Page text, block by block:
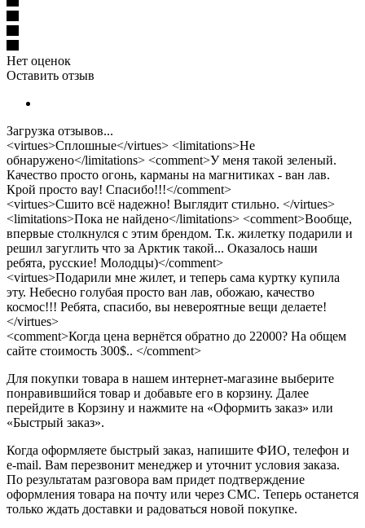
Нет оценок
Оставить отзыв
Загрузка отзывов...
<virtues>Сплошные</virtues> <limitations>Не
обнаружено</limitations> <comment>У меня такой зеленый.
Качество просто огонь, карманы на магнитиках - ван лав.
Крой просто вау! Спасибо!!!</comment>
<virtues>Сшито всё надежно! Выглядит стильно. </virtues>
<limitations>Пока не найдено</limitations> <comment>Вообще,
впервые столкнулся с этим брендом. Т.к. жилетку подарили и
решил загуглить что за Арктик такой... Оказалось наши
ребята, русские! Молодцы)</comment>
<virtues>Подарили мне жилет, и теперь сама куртку купила
эту. Небесно голубая просто ван лав, обожаю, качество
космос!!! Ребята, спасибо, вы невероятные вещи делаете!
</virtues>
<comment>Когда цена вернётся обратно до 22000? На общем
сайте стоимость 300$.. </comment>
Для покупки товара в нашем интернет-магазине выберите
понравившийся товар и добавьте его в корзину. Далее
перейдите в Корзину и нажмите на «Оформить заказ» или
«Быстрый заказ».
Когда оформляете быстрый заказ, напишите ФИО, телефон и
e-mail. Вам перезвонит менеджер и уточнит условия заказа.
По результатам разговора вам придет подтверждение
оформления товара на почту или через СМС. Теперь останется
только ждать доставки и радоваться новой покупке.